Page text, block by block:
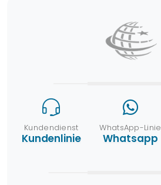
Kundendienst
Kundenlinie
WhatsApp-Linie
Whatsapp